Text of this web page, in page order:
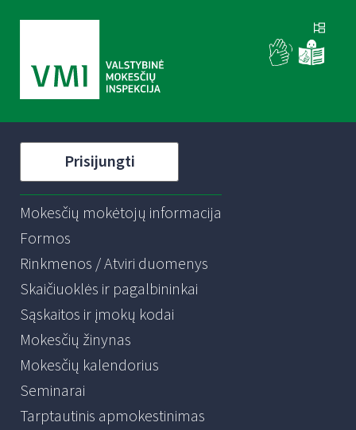
Prisijungti
Mokesčių mokėtojų informacija
Formos
Rinkmenos / Atviri duomenys
Skaičiuoklės ir pagalbininkai
Sąskaitos ir įmokų kodai
Mokesčių žinynas
Mokesčių kalendorius
Seminarai
Tarptautinis apmokestinimas